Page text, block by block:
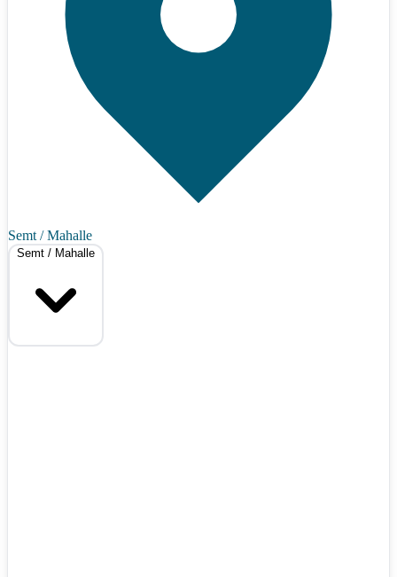
Semt / Mahalle
Semt / Mahalle